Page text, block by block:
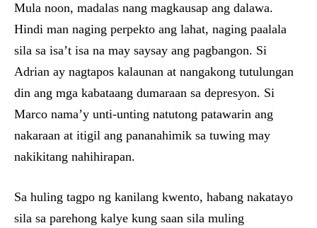
Mula noon, madalas nang magkausap ang dalawa.
Hindi man naging perpekto ang lahat, naging paalala
sila sa isa’t isa na may saysay ang pagbangon. Si
Adrian ay nagtapos kalaunan at nangakong tutulungan
din ang mga kabataang dumaraan sa depresyon. Si
Marco nama’y unti-unting natutong patawarin ang
nakaraan at itigil ang pananahimik sa tuwing may
nakikitang nahihirapan.
Sa huling tagpo ng kanilang kwento, habang nakatayo
sila sa parehong kalye kung saan sila muling